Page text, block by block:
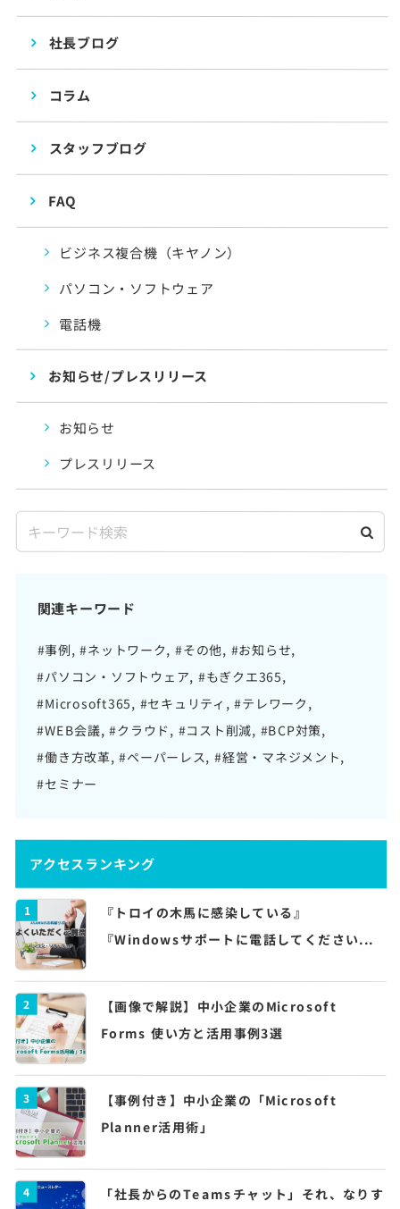
社長ブログ
コラム
スタッフブログ
FAQ
ビジネス複合機（キヤノン）
パソコン・ソフトウェア
電話機
お知らせ/プレスリリース
お知らせ
プレスリリース
関連キーワード
#事例 #ネットワーク #その他 #お知らせ
#パソコン・ソフトウェア #もぎクエ365
#Microsoft365 #セキュリティ #テレワーク
#WEB会議 #クラウド #コスト削減 #BCP対策
#働き方改革 #ペーパーレス #経営・マネジメント
#セミナー
アクセスランキング
1 『トロイの木馬に感染している』
『Windowsサポートに電話してください...
2 【画像で解説】中小企業のMicrosoft
Forms 使い方と活用事例3選
3 【事例付き】中小企業の「Microsoft
Planner活用術」
4 「社長からのTeamsチャット」それ、なりす